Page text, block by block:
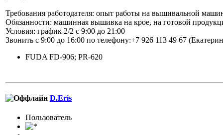
Требования работодателя: опыт работы на вышивальной
Обязанности: машинная вышивка на крое, на готовой
Условия: график 2/2 с 9:00 до 21:00
Звонить с 9:00 до 16:00 по телефону:+7 926 113 49 67
FUDA FD-906; PR-620
D.Eris
Пользовaтeль